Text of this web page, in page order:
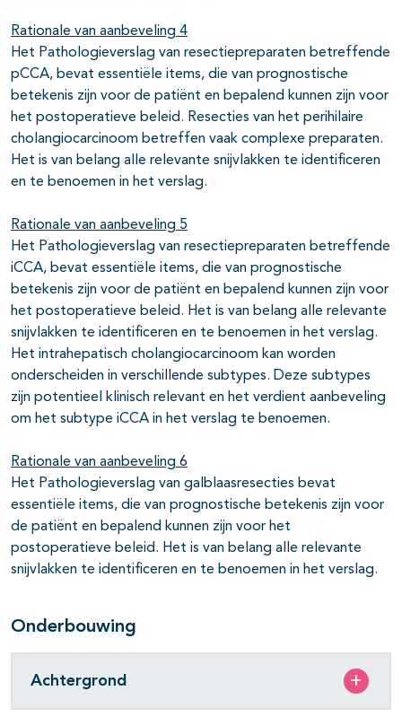
Rationale van aanbeveling 4
Het Pathologieverslag van resectiepreparaten betreffende
pCCA, bevat essentiële items, die van prognostische
betekenis zijn voor de patiënt en bepalend kunnen zijn voor
het postoperatieve beleid. Resecties van het perihilaire
cholangiocarcinoom betreffen vaak complexe preparaten.
Het is van belang alle relevante snijvlakken te identificeren
en te benoemen in het verslag.
Rationale van aanbeveling 5
Het Pathologieverslag van resectiepreparaten betreffende
iCCA, bevat essentiële items, die van prognostische
betekenis zijn voor de patiënt en bepalend kunnen zijn voor
het postoperatieve beleid. Het is van belang alle relevante
snijvlakken te identificeren en te benoemen in het verslag.
Het intrahepatisch cholangiocarcinoom kan worden
onderscheiden in verschillende subtypes. Deze subtypes
zijn potentieel klinisch relevant en het verdient aanbeveling
om het subtype iCCA in het verslag te benoemen.
Rationale van aanbeveling 6
Het Pathologieverslag van galblaasresecties bevat
essentiële items, die van prognostische betekenis zijn voor
de patiënt en bepalend kunnen zijn voor het
postoperatieve beleid. Het is van belang alle relevante
snijvlakken te identificeren en te benoemen in het verslag.
Onderbouwing
Achtergrond